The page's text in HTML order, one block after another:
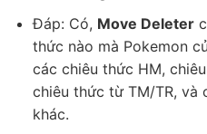
Đáp: Có, Move Deleter
thức nào mà Pokemon
các chiêu thức HM,
chiêu thức từ TM/TR, và
khác.